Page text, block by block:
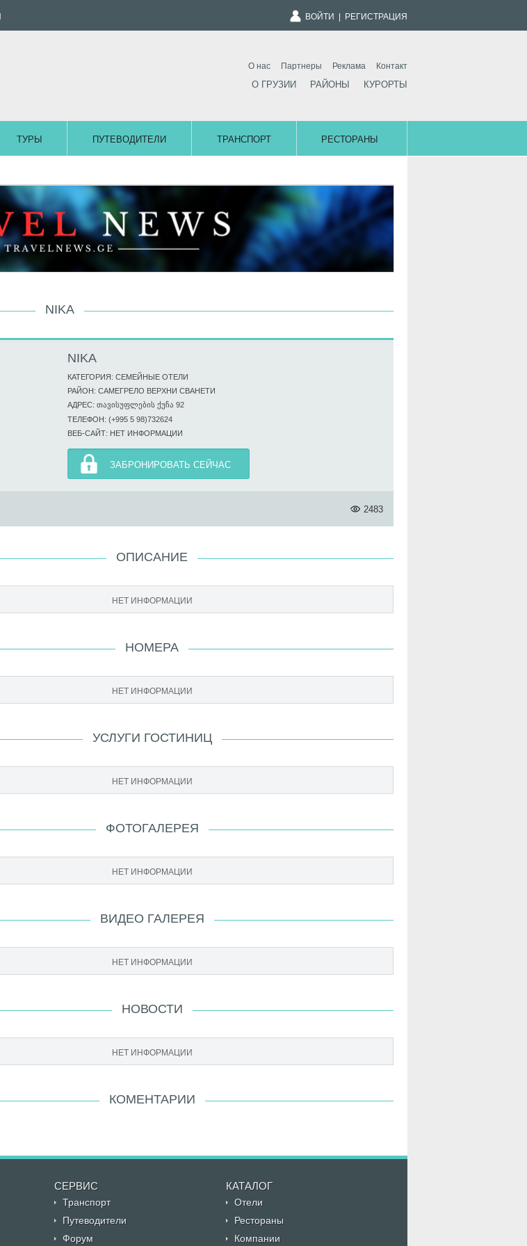
ВОЙТИ РЕГИСТРАЦИЯ
О нас Партнеры Реклама Контакт
О ГРУЗИИ РАЙОНЫ КУРОРТЫ
ТУРЫ ПУТЕВОДИТЕЛИ ТРАНСПОРТ РЕСТОРАНЫ
NIKA
NIKA
КАТЕГОРИЯ: СЕМЕЙНЫЕ ОТЕЛИ
РАЙОН: САМЕГРЕЛО ВЕРХНИ СВАНЕТИ
АДРЕС: ᲗᲐᲕᲘᲡᲣᲤᲚᲔᲑᲘᲡ ᲥᲣᲩᲐ 92
ТЕЛЕФОН: (+995 5 98)732624
ВЕБ-САЙТ: НЕТ ИНФОРМАЦИИ
ЗАБРОНИРОВАТЬ СЕЙЧАС
2483
ОПИСАНИЕ
НЕТ ИНФОРМАЦИИ
НОМЕРА
НЕТ ИНФОРМАЦИИ
УСЛУГИ ГОСТИНИЦ
НЕТ ИНФОРМАЦИИ
ФОТОГАЛЕРЕЯ
НЕТ ИНФОРМАЦИИ
ВИДЕО ГАЛЕРЕЯ
НЕТ ИНФОРМАЦИИ
НОВОСТИ
НЕТ ИНФОРМАЦИИ
КОМЕНТАРИИ
CЕРВИС КАТАЛОГ
Транспорт
Отели
Путеводители
Рестораны
Форум Компании